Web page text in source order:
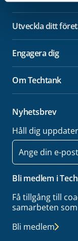
Utveckla ditt
Engagera dig
Om Techtank
Nyhetsbrev
Håll dig
E-
post
Bli medlem i
Få tillgång till
samarbeten
Bli medlem